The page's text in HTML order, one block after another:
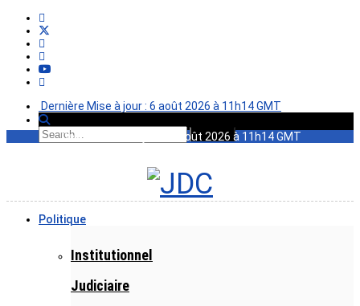
Dernière Mise à jour : 6 août 2026 à 11h14 GMT
Dernière Mise à jour : 6 août 2026 à 11h14 GMT
Politique
Institutionnel
Judiciaire